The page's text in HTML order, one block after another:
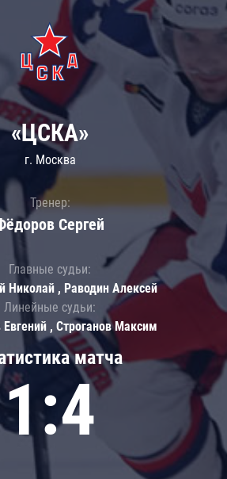
матча
1:4
«ЦСКА»
г. Москва
Тренер:
Сергей
Главные судьи:
Николай , Раводин Алексей
Линейные судьи:
, Строганов Максим